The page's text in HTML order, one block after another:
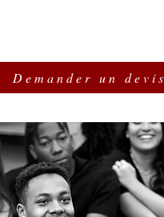
Demander un devis